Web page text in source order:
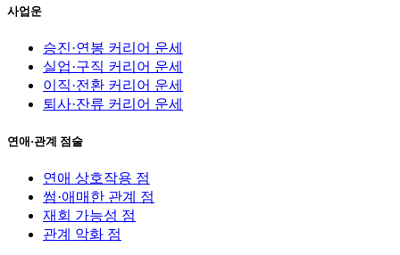
사업운
승진·연봉 커리어 운세
실업·구직 커리어 운세
이직·전환 커리어 운세
퇴사·잔류 커리어 운세
연애·관계 점술
연애 상호작용 점
썸·애매한 관계 점
재회 가능성 점
관계 악화 점